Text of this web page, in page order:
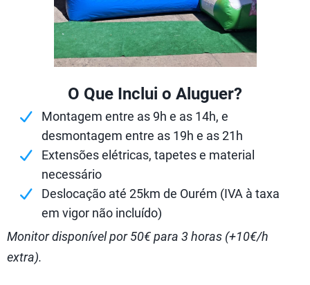
O Que Inclui o Aluguer?
Montagem entre as 9h e as 14h, e
desmontagem entre as 19h e as 21h
Extensões elétricas, tapetes e material
necessário
Deslocação até 25km de Ourém (IVA à taxa
em vigor não incluído)
Monitor disponível por 50€ para 3 horas (+10€/h
extra).